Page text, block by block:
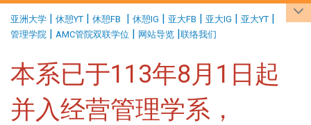
亚洲大学 | 休憩YT | 休憩FB | 休憩IG | 亚大FB | 亚大IG | 亚大YT |
管理学院 | AMC管院双联学位 | 网站导览 |联络我们
本系已于113年8月1日起
并入经营管理学系，